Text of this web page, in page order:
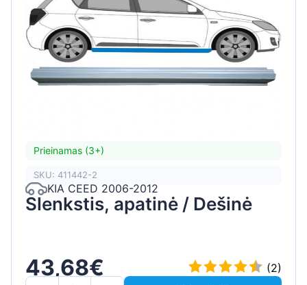
Prieinamas (3+)
SKU: 411442-2
KIA CEED 2006-2012
Slenkstis, apatinė / Dešinė
43,68€
(2)